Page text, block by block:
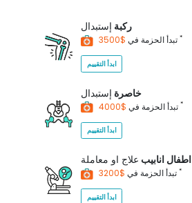
ركبة إستبدال
تبدأ الحزمة في *
ابدأ التقييم
خاصرة إستبدال
تبدأ الحزمة في *
ابدأ التقييم
اطفال انابيب علاج او معاملة
تبدأ الحزمة في *
ابدأ التقييم